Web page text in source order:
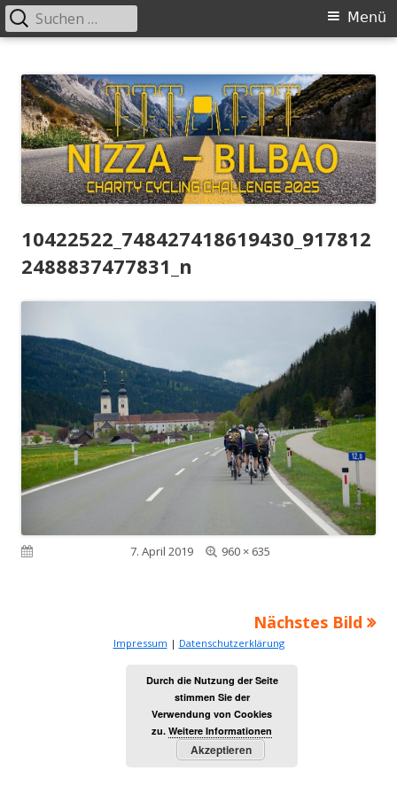
zum
Inhalt
Primäres
Menü
Suchen
nach:
10422522_748427418619430_917812
2488837477831_n
Veröffentlicht am7. April 2019
Volle
960 × 635
Nächstes Bild
Impressum | Datenschutzerklärung
Durch die Nutzung der Seite
stimmen Sie der
Verwendung von Cookies
zu. Weitere Informationen
Akzeptieren